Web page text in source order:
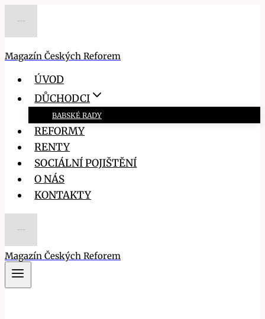
Magazín Českých Reforem
ÚVOD
DŮCHODCI
BABSKÉ RADY
REFORMY
RENTY
SOCIÁLNÍ POJIŠTĚNÍ
O NÁS
KONTAKTY
Magazín Českých Reforem